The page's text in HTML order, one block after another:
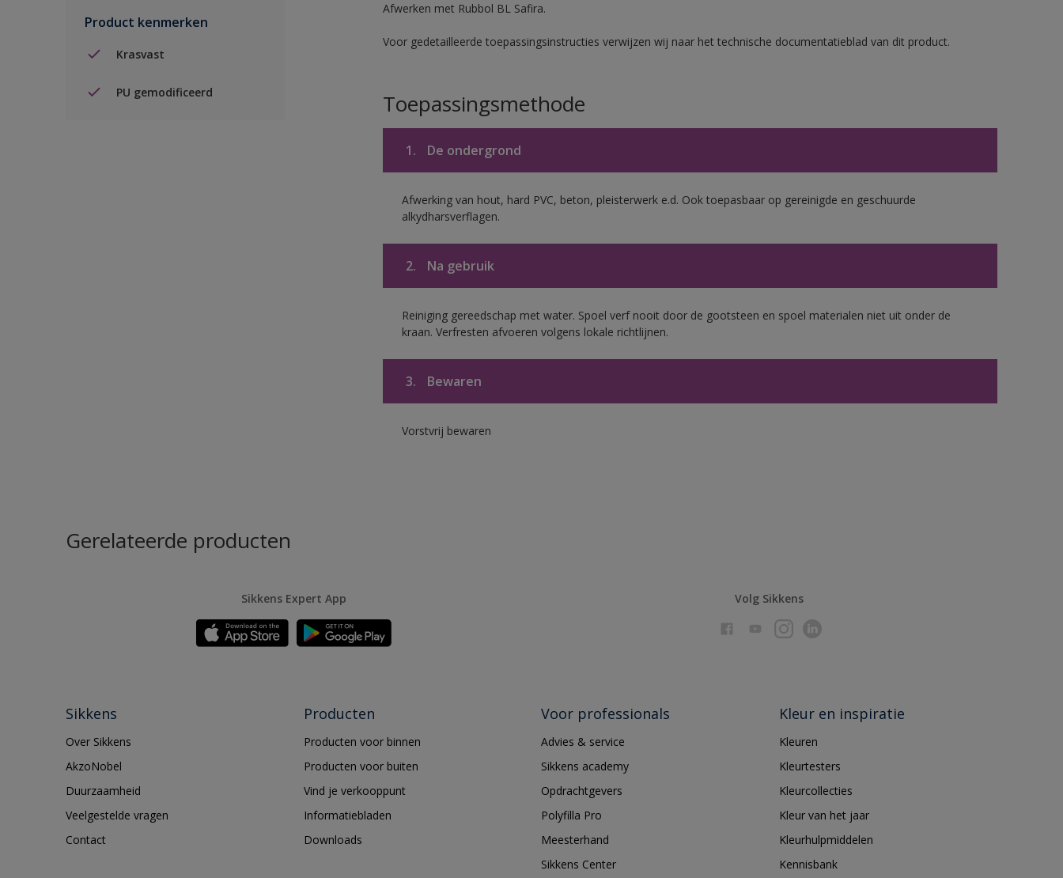
Product kenmerken
Krasvast
PU gemodificeerd
Afwerken met Rubbol BL Safira.
Voor gedetailleerde toepassingsinstructies verwijzen wij naar het technische documentatieblad van dit product.
Toepassingsmethode
1. De ondergrond
Afwerking van hout, hard PVC, beton, pleisterwerk e.d. Ook toepasbaar op gereinigde en geschuurde
alkydharsverflagen.
2. Na gebruik
Reiniging gereedschap met water. Spoel verf nooit door de gootsteen en spoel materialen niet uit onder de
kraan. Verfresten afvoeren volgens lokale richtlijnen.
3. Bewaren
Vorstvrij bewaren
Gerelateerde producten
Sikkens Expert App Volg Sikkens
Sikkens
Over Sikkens
AkzoNobel
Duurzaamheid
Veelgestelde vragen
Contact
Producten
Producten voor binnen
Producten voor buiten
Vind je verkooppunt
Informatiebladen
Downloads
Voor professionals
Advies & service
Sikkens academy
Opdrachtgevers
Polyfilla Pro
Meesterhand
Sikkens Center
Kleur en inspiratie
Kleuren
Kleurtesters
Kleurcollecties
Kleur van het jaar
Kleurhulpmiddelen
Kennisbank